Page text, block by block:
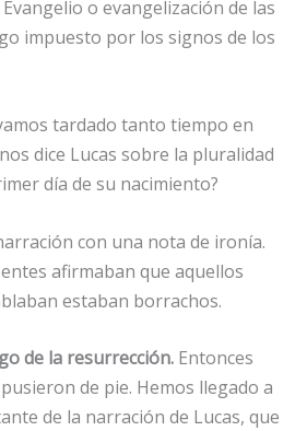
o evangelización de las
impuesto por los signos de los
tardado tanto tiempo en
dice Lucas sobre la pluralidad
día de su nacimiento?
con una nota de ironía.
afirmaban que aquellos
estaban borrachos.
de la resurrección. Entonces
de pie. Hemos llegado a
de la narración de Lucas, que